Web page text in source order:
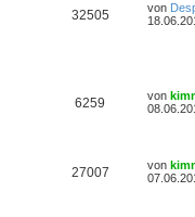
32505 von
6259 von
27007 von